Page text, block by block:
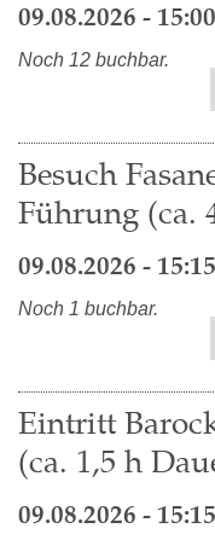
09.08.2026 -
Noch 12 buchbar.
Besuch
Führung (ca.
09.08.2026 -
Noch 1 buchbar.
Eintritt
(ca. 1,5 h
09.08.2026 -